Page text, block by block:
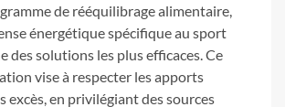
de rééquilibrage alimentaire,
énergétique spécifique au sport
des solutions les plus efficaces. Ce
vise à respecter les apports
excès, en privilégiant des sources